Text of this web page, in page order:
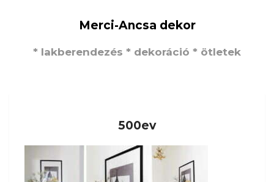
Merci-Ancsa dekor
* lakberendezés * dekoráció * ötletek
500ev